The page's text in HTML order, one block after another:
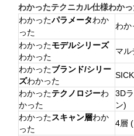
わかったテクニカル仕様わか
わかったパラメータわか
った
わか
わかったモデルシリーズ
わかった
マル
わかったブランド/シリー
ズわかった
わかったテクノロジーわ
かった
3D
ン)
わかったスキャン層わか
った
4層